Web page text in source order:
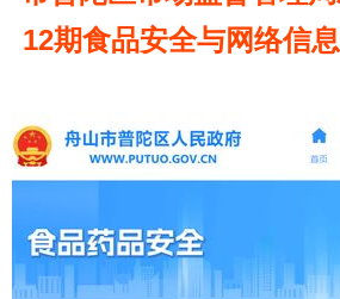
12期食品安全与网络信